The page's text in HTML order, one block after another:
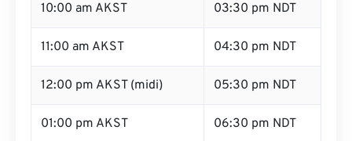
10:00 am AKST 03:30 pm NDT
11:00 am AKST 04:30 pm NDT
12:00 pm AKST (midi) 05:30 pm NDT
01:00 pm AKST 06:30 pm NDT